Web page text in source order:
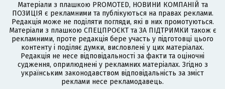
Матеріали з плашкою PROMOTED, НОВИНИ КОМПАНІЙ та
ПОЗИЦІЯ є рекламними та публікуються на правах реклами.
Редакція може не поділяти погляди, які в них промотуються.
Матеріали з плашкою СПЕЦПРОЄКТ та ЗА ПІДТРИМКИ також є
рекламними, проте редакція бере участь у підготовці цього
контенту і поділяє думки, висловлені у цих матеріалах.
Редакція не несе відповідальності за факти та оціночні
судження, оприлюднені у рекламних матеріалах. Згідно з
українським законодавством відповідальність за зміст
реклами несе рекламодавець.